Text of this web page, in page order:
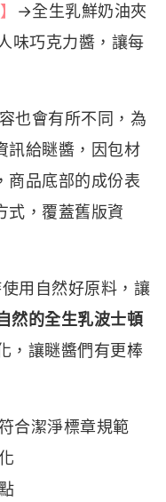
→全生乳鮮奶油夾
味巧克力醬，讓每
會有所不同，為
訊給瞇醬，因包材
商品底部的成份表
式，覆蓋舊版資
用自然好原料，讓
然的全生乳波士頓
，讓瞇醬們有更棒
合潔淨標章規範